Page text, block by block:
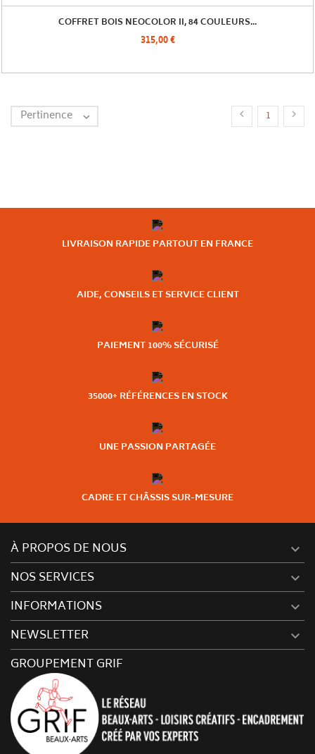
COFFRET BOIS NEOCOLOR II, 84 COULEURS...
315,00 €
Pertinence   1 
LIVRAISON RAPIDE PARTOUT EN FRANCE
AIDE, CONSEILS ET SERVICE CLIENT
PAIEMENT 100% SÉCURISÉ
35000+ RÉFÉRENCES EN STOCK
UNE PASSION PARTAGÉE
CADRE ET CHÂSSIS SUR-MESURE
À PROPOS DE NOUS 
NOS SERVICES 
INFORMATIONS 
NEWSLETTER 
GROUPEMENT GRIF